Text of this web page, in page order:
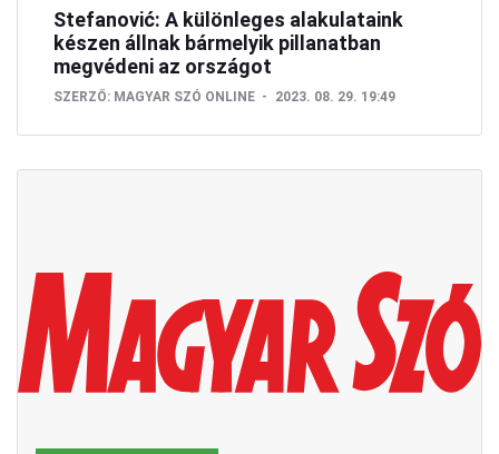
Stefanović: A különleges alakulataink
készen állnak bármelyik pillanatban
megvédeni az országot
SZERZŐ: MAGYAR SZÓ ONLINE 2023. 08. 29. 19:49